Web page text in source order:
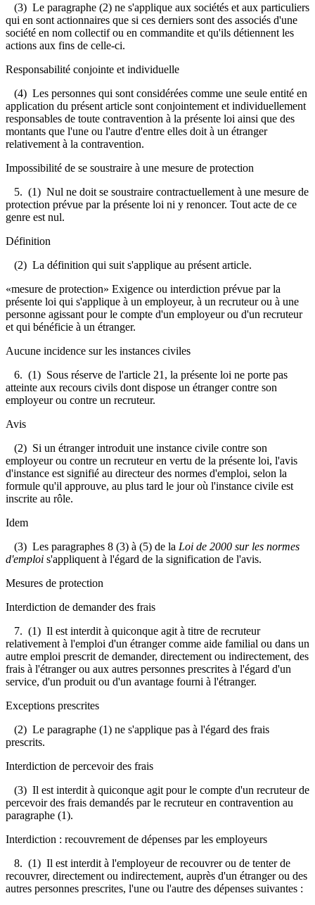
(3) Le paragraphe (2) ne s'applique aux sociétés et aux particuliers
qui en sont actionnaires que si ces derniers sont des associés d'une
société en nom collectif ou en commandite et qu'ils détiennent les
actions aux fins de celle-ci.
Responsabilité conjointe et individuelle
(4) Les personnes qui sont considérées comme une seule entité en
application du présent article sont conjointement et individuellement
responsables de toute contravention à la présente loi ainsi que des
montants que l'une ou l'autre d'entre elles doit à un étranger
relativement à la contravention.
Impossibilité de se soustraire à une mesure de protection
5. (1) Nul ne doit se soustraire contractuellement à une mesure de
protection prévue par la présente loi ni y renoncer. Tout acte de ce
genre est nul.
Définition
(2) La définition qui suit s'applique au présent article.
«mesure de protection» Exigence ou interdiction prévue par la
présente loi qui s'applique à un employeur, à un recruteur ou à une
personne agissant pour le compte d'un employeur ou d'un recruteur
et qui bénéficie à un étranger.
Aucune incidence sur les instances civiles
6. (1) Sous réserve de l'article 21, la présente loi ne porte pas
atteinte aux recours civils dont dispose un étranger contre son
employeur ou contre un recruteur.
Avis
(2) Si un étranger introduit une instance civile contre son
employeur ou contre un recruteur en vertu de la présente loi, l'avis
d'instance est signifié au directeur des normes d'emploi, selon la
formule qu'il approuve, au plus tard le jour où l'instance civile est
inscrite au rôle.
Idem
(3) Les paragraphes 8 (3) à (5) de la Loi de 2000 sur les normes
d'emploi s'appliquent à l'égard de la signification de l'avis.
Mesures de protection
Interdiction de demander des frais
7. (1) Il est interdit à quiconque agit à titre de recruteur
relativement à l'emploi d'un étranger comme aide familial ou dans un
autre emploi prescrit de demander, directement ou indirectement, des
frais à l'étranger ou aux autres personnes prescrites à l'égard d'un
service, d'un produit ou d'un avantage fourni à l'étranger.
Exceptions prescrites
(2) Le paragraphe (1) ne s'applique pas à l'égard des frais
prescrits.
Interdiction de percevoir des frais
(3) Il est interdit à quiconque agit pour le compte d'un recruteur de
percevoir des frais demandés par le recruteur en contravention au
paragraphe (1).
Interdiction : recouvrement de dépenses par les employeurs
8. (1) Il est interdit à l'employeur de recouvrer ou de tenter de
recouvrer, directement ou indirectement, auprès d'un étranger ou des
autres personnes prescrites, l'une ou l'autre des dépenses suivantes :